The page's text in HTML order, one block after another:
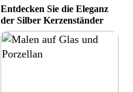
Entdecken Sie die Eleganz
der Silber Kerzenständer